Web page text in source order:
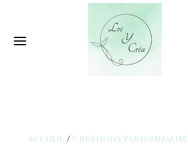
Accueil / Créations